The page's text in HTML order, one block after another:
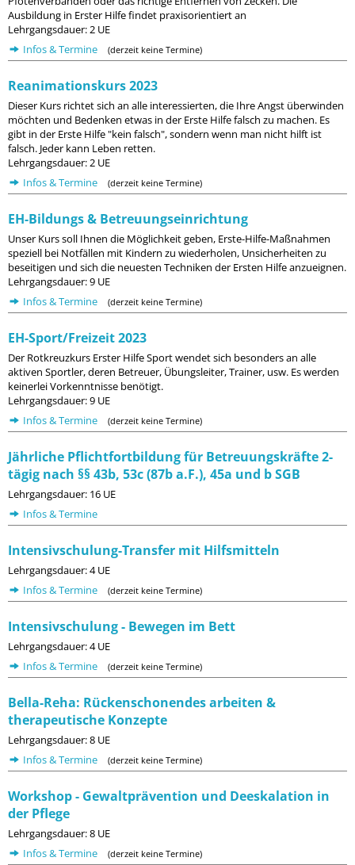
Ausbildung in Erster Hilfe findet praxisorientiert an
Lehrgangsdauer: 2 UE
Infos & Termine
(derzeit keine Termine)
Reanimationskurs 2023
Dieser Kurs richtet sich an alle interessierten, die Ihre Angst überwinden
möchten und Bedenken etwas in der Erste Hilfe falsch zu machen. Es
gibt in der Erste Hilfe "kein falsch", sondern wenn man nicht hilft ist
falsch. Jeder kann Leben retten.
Lehrgangsdauer: 2 UE
Infos & Termine
(derzeit keine Termine)
EH-Bildungs & Betreuungseinrichtung
Unser Kurs soll Ihnen die Möglichkeit geben, Erste-Hilfe-Maßnahmen
speziell bei Notfällen mit Kindern zu wiederholen, Unsicherheiten zu
beseitigen und sich die neuesten Techniken der Ersten Hilfe anzueignen.
Lehrgangsdauer: 9 UE
Infos & Termine
(derzeit keine Termine)
EH-Sport/Freizeit 2023
Der Rotkreuzkurs Erster Hilfe Sport wendet sich besonders an alle
aktiven Sportler, deren Betreuer, Übungsleiter, Trainer, usw. Es werden
keinerlei Vorkenntnisse benötigt.
Lehrgangsdauer: 9 UE
Infos & Termine
(derzeit keine Termine)
Jährliche Pflichtfortbildung für Betreuungskräfte 2-
tägig nach §§ 43b, 53c (87b a.F.), 45a und b SGB
Lehrgangsdauer: 16 UE
Infos & Termine
Intensivschulung-Transfer mit Hilfsmitteln
Lehrgangsdauer: 4 UE
Infos & Termine
(derzeit keine Termine)
Intensivschulung - Bewegen im Bett
Lehrgangsdauer: 4 UE
Infos & Termine
(derzeit keine Termine)
Bella-Reha: Rückenschonendes arbeiten &
therapeutische Konzepte
Lehrgangsdauer: 8 UE
Infos & Termine
(derzeit keine Termine)
Workshop - Gewaltprävention und Deeskalation in
der Pflege
Lehrgangsdauer: 8 UE
Infos & Termine
(derzeit keine Termine)